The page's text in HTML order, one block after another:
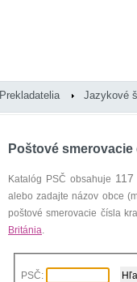
Prekladatelia Jazykové
Poštové
Katalóg PSČ obsahuje 117
alebo zadajte názov obce
poštové smerovacie čísla
Británia.
PSČ: